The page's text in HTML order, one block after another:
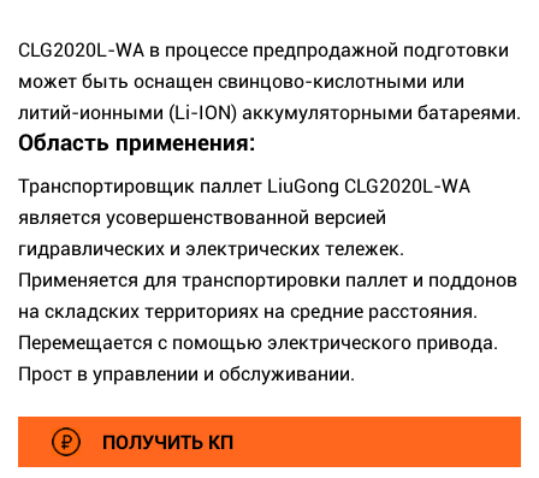
CLG2020L-WA в процессе предпродажной подготовки
может быть оснащен свинцово-кислотными или
литий-ионными (Li-ION) аккумуляторными батареями.
Область применения:
Транспортировщик паллет LiuGong CLG2020L-WA
является усовершенствованной версией
гидравлических и электрических тележек.
Применяется для транспортировки паллет и поддонов
на складских территориях на средние расстояния.
Перемещается с помощью электрического привода.
Прост в управлении и обслуживании.
ПОЛУЧИТЬ КП